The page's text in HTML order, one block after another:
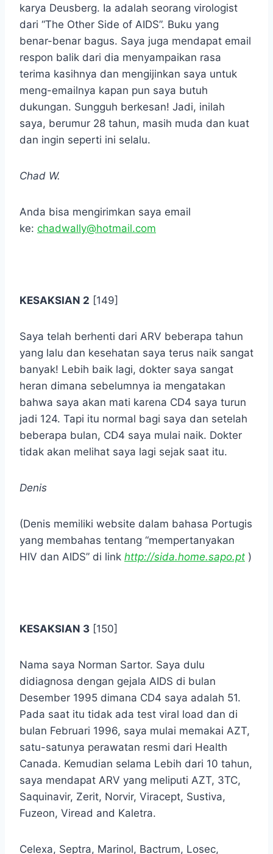
karya Deusberg. Ia adalah seorang virologist
dari “The Other Side of AIDS”. Buku yang
benar-benar bagus. Saya juga mendapat email
respon balik dari dia menyampaikan rasa
terima kasihnya dan mengijinkan saya untuk
meng-emailnya kapan pun saya butuh
dukungan. Sungguh berkesan! Jadi, inilah
saya, berumur 28 tahun, masih muda dan kuat
dan ingin seperti ini selalu.
Chad W.
Anda bisa mengirimkan saya email
ke: chadwally@hotmail.com
KESAKSIAN 2 [149]
Saya telah berhenti dari ARV beberapa tahun
yang lalu dan kesehatan saya terus naik sangat
banyak! Lebih baik lagi, dokter saya sangat
heran dimana sebelumnya ia mengatakan
bahwa saya akan mati karena CD4 saya turun
jadi 124. Tapi itu normal bagi saya dan setelah
beberapa bulan, CD4 saya mulai naik. Dokter
tidak akan melihat saya lagi sejak saat itu.
Denis
(Denis memiliki website dalam bahasa Portugis
yang membahas tentang “mempertanyakan
HIV dan AIDS” di link http://sida.home.sapo.pt )
KESAKSIAN 3 [150]
Nama saya Norman Sartor. Saya dulu
didiagnosa dengan gejala AIDS di bulan
Desember 1995 dimana CD4 saya adalah 51.
Pada saat itu tidak ada test viral load dan di
bulan Februari 1996, saya mulai memakai AZT,
satu-satunya perawatan resmi dari Health
Canada. Kemudian selama Lebih dari 10 tahun,
saya mendapat ARV yang meliputi AZT, 3TC,
Saquinavir, Zerit, Norvir, Viracept, Sustiva,
Fuzeon, Viread and Kaletra.
Celexa, Septra, Marinol, Bactrum, Losec,